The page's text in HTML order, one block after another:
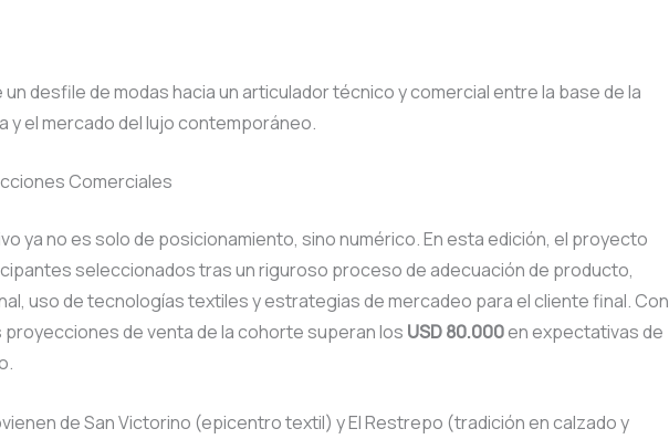
un desfile de modas hacia un articulador técnico y comercial entre la base de la
el mercado del lujo contemporáneo.
Comerciales
ya no es solo de posicionamiento, sino numérico. En esta edición, el proyecto
seleccionados tras un riguroso proceso de adecuación de producto,
uso de tecnologías textiles y estrategias de mercadeo para el cliente final. Con
de venta de la cohorte superan los USD 80.000en expectativas de
de San Victorino (epicentro textil) y El Restrepo (tradición en calzado y